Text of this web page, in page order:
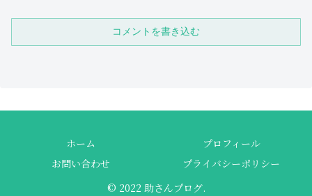
コメントを書き込む
ホーム
プロフィール
お問い合わせ
プライバシーポリシー
© 2022 助さんプログ.